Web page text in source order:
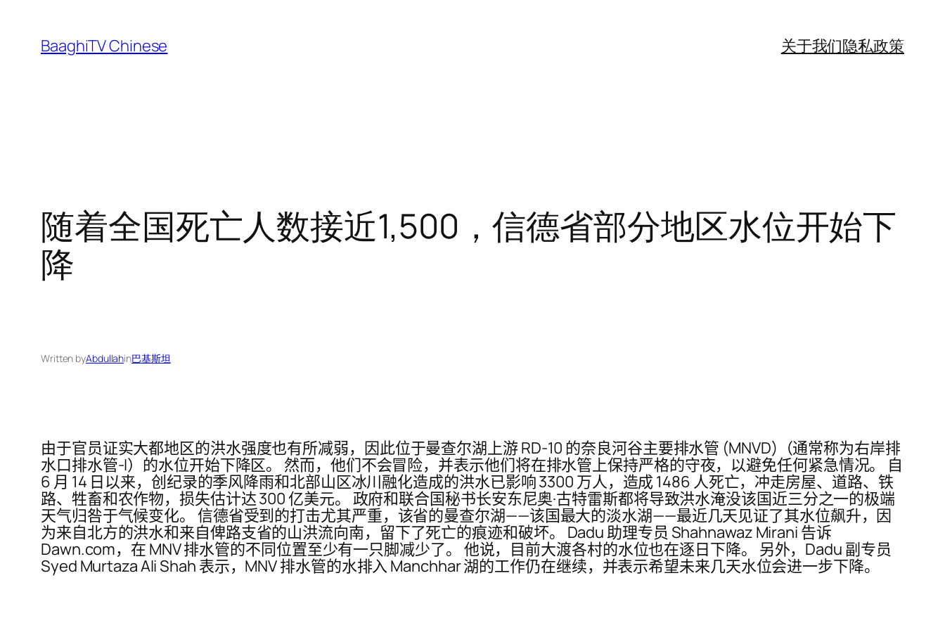
content
BaaghiTV Chinese 关于我们隐私政策
随着全国死亡人数接近1,500，信德省部分地区水位开始下
降
Written byAbdullahin巴基斯坦
由于官员证实大都地区的洪水强度也有所减弱，因此位于曼查尔湖上游 RD-10 的奈良河谷主要排水管 (MNVD)（通常称为右岸排
水口排水管-I）的水位开始下降区。 然而，他们不会冒险，并表示他们将在排水管上保持严格的守夜，以避免任何紧急情况。 自
6 月 14 日以来，创纪录的季风降雨和北部山区冰川融化造成的洪水已影响 3300 万人，造成 1486 人死亡，冲走房屋、道路、铁
路、牲畜和农作物，损失估计达 300 亿美元。 政府和联合国秘书长安东尼奥·古特雷斯都将导致洪水淹没该国近三分之一的极端
天气归咎于气候变化。 信德省受到的打击尤其严重，该省的曼查尔湖——该国最大的淡水湖——最近几天见证了其水位飙升，因
为来自北方的洪水和来自俾路支省的山洪流向南，留下了死亡的痕迹和破坏。 Dadu 助理专员 Shahnawaz Mirani 告诉
Dawn.com，在 MNV 排水管的不同位置至少有一只脚减少了。 他说，目前大渡各村的水位也在逐日下降。 另外，Dadu 副专员
Syed Murtaza Ali Shah 表示，MNV 排水管的水排入 Manchhar 湖的工作仍在继续，并表示希望未来几天水位会进一步下降。